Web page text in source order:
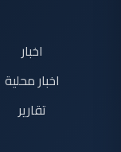
اخبار
اخبار محلية
تقارير